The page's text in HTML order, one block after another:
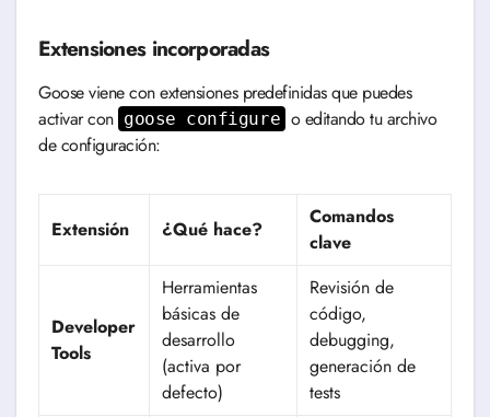
Extensiones incorporadas
Goose viene con extensiones predefinidas que puedes
activar con goose configure o editando tu archivo
de configuración:
Extensión ¿Qué hace?
Comandos
clave
Developer
Tools
Herramientas
básicas de
desarrollo
(activa por
defecto)
Revisión de
código,
debugging,
generación de
tests